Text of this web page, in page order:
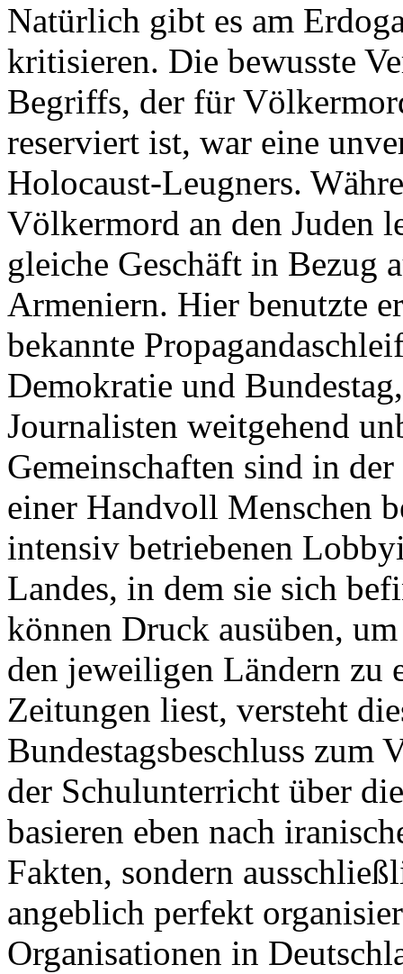
Natürlich gibt es am
kritisieren. Die bewusste
Begriffs, der für
reserviert ist, war eine
Holocaust-Leugners.
Völkermord an den Juden
gleiche Geschäft in Bezug
Armeniern. Hier benutzte
bekannte
Demokratie und
Journalisten weitgehend
Gemeinschaften sind in
einer Handvoll Menschen
intensiv betriebenen
Landes, in dem sie sich
können Druck ausüben,
den jeweiligen Ländern zu
Zeitungen liest, versteht
Bundestagsbeschluss zum
der Schulunterricht über
basieren eben nach
Fakten, sondern
angeblich perfekt
Organisationen in